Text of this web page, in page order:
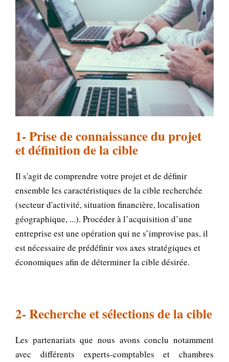
1- Prise de connaissance du projet
et définition de la cible
Il s'agit de comprendre votre projet et de définir
ensemble les caractéristiques de la cible recherchée
(secteur d'activité, situation financière, localisation
géographique, ...). Procéder à l’acquisition d’une
entreprise est une opération qui ne s’improvise pas, il
est nécessaire de prédéfinir vos axes stratégiques et
économiques afin de déterminer la cible désirée.
2- Recherche et sélections de la cible
Les partenariats que nous avons conclu notamment
avec différents experts-comptables et chambres